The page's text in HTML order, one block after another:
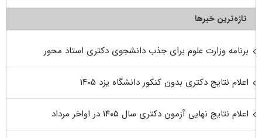
تازه‌ترین خبرها
برنامه وزارت علوم برای جذب دانشجوی دکتری استاد محور
اعلام نتایج دکتری بدون کنکور دانشگاه یزد ۱۴۰۵
اعلام نتایج نهایی آزمون دکتری سال ۱۴۰۵ در اواخر مرداد